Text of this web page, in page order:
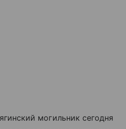
могильник сегодня